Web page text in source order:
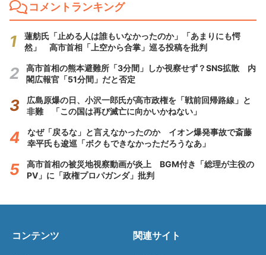
コメントランキング
蓮舫氏「止める人は誰もいなかったのか」「あまりにも愕
然」 高市首相「上空から合掌」巡る投稿を批判
高市首相の熊本避難所「3分間」しか視察せず？SNS拡散 内
閣広報官「51分間」だと否定
広島原爆の日、小沢一郎氏が高市政権を「戦前回帰路線」と
非難 「この国は再び滅亡に向かいかねない」
なぜ「戻るな」と言えなかったのか イオン爆発事故で斎藤
幸平氏も逡巡「ボクもできなかっただろうなあ」
高市首相の被災地視察動画が炎上 BGM付き「総理が主役の
PV」に「政権プロパガンダ」批判
コンテンツ 関連サイト